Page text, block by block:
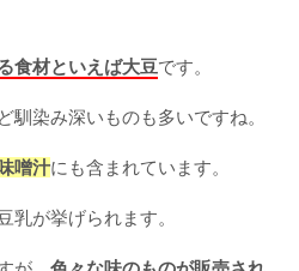
食材といえば大豆です。
馴染み深いものも多いですね。
噌汁にも含まれています。
乳が挙げられます。